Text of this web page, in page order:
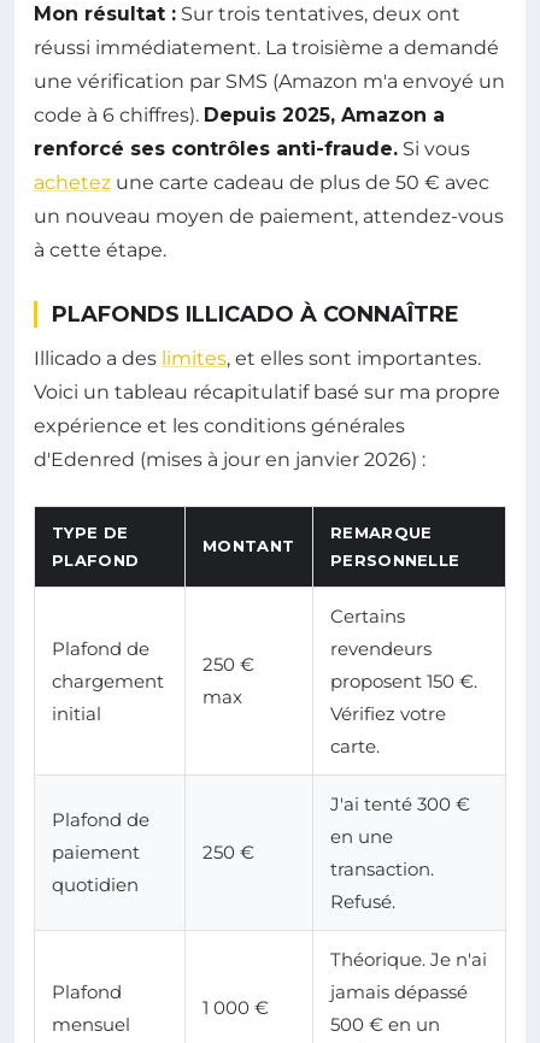
Mon résultat : Sur trois tentatives, deux ont
réussi immédiatement. La troisième a demandé
une vérification par SMS (Amazon m'a envoyé un
code à 6 chiffres). Depuis 2025, Amazon a
renforcé ses contrôles anti-fraude. Si vous
achetez une carte cadeau de plus de 50 € avec
un nouveau moyen de paiement, attendez-vous
à cette étape.
PLAFONDS ILLICADO À CONNAÎTRE
Illicado a des limites, et elles sont importantes.
Voici un tableau récapitulatif basé sur ma propre
expérience et les conditions générales
d'Edenred (mises à jour en janvier 2026) :
TYPE DE
PLAFOND
MONTANT
REMARQUE
PERSONNELLE
Plafond de
chargement
initial
250 €
max
Certains
revendeurs
proposent 150 €.
Vérifiez votre
carte.
Plafond de
paiement
quotidien
250 €
J'ai tenté 300 €
en une
transaction.
Refusé.
Plafond
mensuel
1 000 €
Théorique. Je n'ai
jamais dépassé
500 € en un